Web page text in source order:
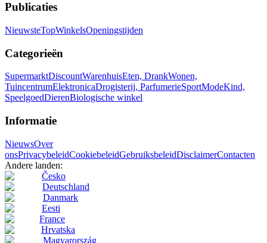
Publicaties
NieuwsteTopWinkelsOpeningstijden
Categorieën
SupermarktDiscountWarenhuisEten, DrankWonen,
TuincentrumElektronicaDrogisterij, ParfumerieSportModeKind,
SpeelgoedDierenBiologische winkel
Informatie
NieuwsOver
onsPrivacybeleidCookiebeleidGebruiksbeleidDisclaimerContacten
Andere landen:
Česko
Deutschland
Danmark
Eesti
France
Hrvatska
Magyarország